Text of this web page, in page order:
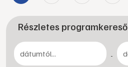
Részletes programkereső
-